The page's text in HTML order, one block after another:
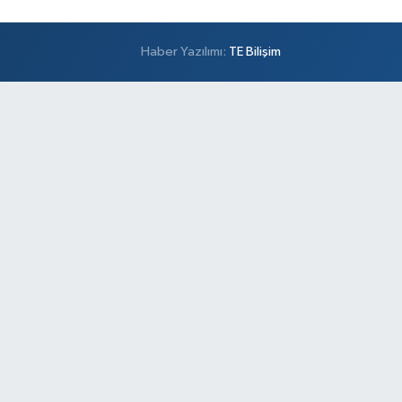
Haber Yazılımı: TE Bilişim